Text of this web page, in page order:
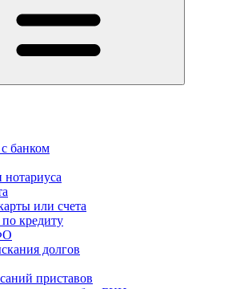
банком
или счета
кредиту
долгов
приставов